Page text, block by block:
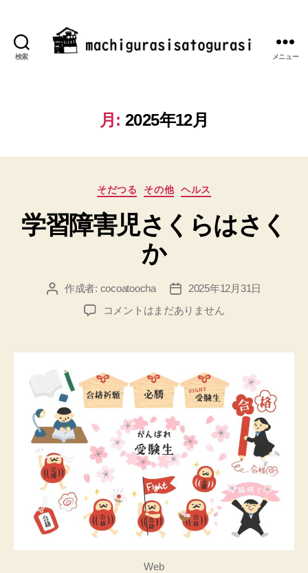
検索 メニュー
月: 2025年12月
カ
ゴ
リ
ー
そだつる その他 ヘルス
学習障害児さくらはさく
か
投 作成者: cocoatoocha
投
稿
日
2025年12月31日
学
害
児
さ
く
さ
く
か
の
コメントはまだありません
Web